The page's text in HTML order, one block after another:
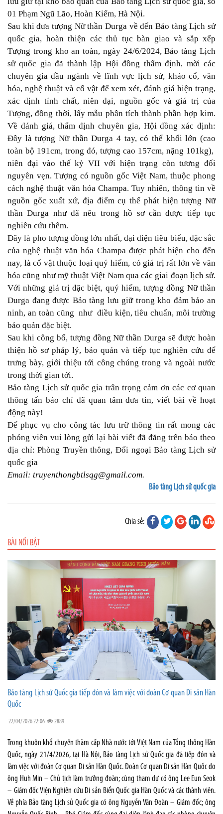
01 Phạm Ngũ Lão, Hoàn Kiếm, Hà Nội.
Sau khi đưa tượng Nữ thần Durga về đến Bảo tàng Lịch sử
quốc gia, hoàn thiện các thủ tục bàn giao và sắp xếp
Tượng trong kho an toàn, ngày 24/6/2024, Bảo tàng Lịch
sử quốc gia đã thành lập Hội đồng thẩm định, mời các
chuyên gia đầu ngành về lĩnh vực lịch sử, khảo cổ, văn
hóa, nghệ thuật và cổ vật để xem xét, đánh giá hiện trạng,
xác định tính chất, niên đại, nguồn gốc và giá trị của
Tượng, đồng thời, lấy mẫu phân tích thành phần hợp kim.
Về đánh giá, thẩm định chuyên gia, Hội đồng xác định:
Đây là tượng Nữ thần Durga 4 tay, có thể khối lớn (cao
toàn bộ 191cm, trong đó, tượng cao 157cm, nặng 101kg),
niên đại vào thế kỷ VII với hiện trạng còn tương đối
nguyên vẹn. Tượng có nguồn gốc Việt Nam, thuộc phong
cách nghệ thuật văn hóa Champa. Tuy nhiên, thông tin về
nguồn gốc xuất xứ, địa điểm cụ thể phát hiện tượng Nữ
thần Durga như đã nêu trong hồ sơ cần được tiếp tục
nghiên cứu thêm.
Đây là pho tượng đồng lớn nhất, đại diện tiêu biểu, đặc sắc
của nghệ thuật văn hóa Champa được phát hiện cho đến
nay, là cổ vật thuộc loại quý hiếm, có giá trị rất lớn về văn
hóa cũng như mỹ thuật Việt Nam qua các giai đoạn lịch sử.
Với những giá trị đặc biệt, quý hiếm, tượng đồng Nữ thần
Durga đang được Bảo tàng lưu giữ trong kho đảm bảo an
ninh, an toàn cũng như điều kiện, tiêu chuẩn, môi trường
bảo quản đặc biệt.
Sau khi công bố, tượng đồng Nữ thần Durga sẽ được hoàn
thiện hồ sơ pháp lý, bảo quản và tiếp tục nghiên cứu để
trưng bày, giới thiệu tới công chúng trong và ngoài nước
trong thời gian tới.
Bảo tàng Lịch sử quốc gia trân trọng cảm ơn các cơ quan
thông tấn báo chí đã quan tâm đưa tin, viết bài về hoạt
động này!
Để phục vụ cho công tác lưu trữ thông tin rất mong các
phóng viên vui lòng gửi lại bài viết đã đăng trên báo theo
địa chỉ: Phòng Truyền thông, Đối ngoại Bảo tàng Lịch sử
quốc gia
Email: truyenthongbtlsqg@gmail.com.
Bảo tàng Lịch sử quốc gia
Chia sẻ:
BÀI NỔI BẬT
Bảo tàng Lịch sử Quốc gia tiếp đón và làm việc với đoàn Cơ quan Di sản Hàn
Quốc
22/04/2026 22:06 2889
Trong khuôn khổ chuyến thăm cấp Nhà nước tới Việt Nam của Tổng thống Hàn
Quốc, ngày 21/4/2026, tại Hà Nội, Bảo tàng Lịch sử Quốc gia đã tiếp đón và
làm việc với đoàn Cơ quan Di sản Hàn Quốc. Đoàn Cơ quan Di sản Hàn Quốc do
ông Huh Min – Chủ tịch làm trưởng đoàn; cùng tham dự có ông Lee Eun Seok
– Giám đốc Viện Nghiên cứu Di sản Biển Quốc gia Hàn Quốc và các thành viên.
Về phía Bảo tàng Lịch sử Quốc gia có ông Nguyễn Văn Đoàn – Giám đốc; ông